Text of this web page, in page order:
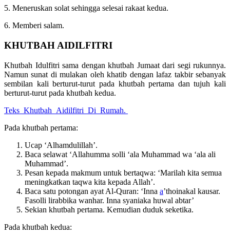
5. Meneruskan solat sehingga selesai rakaat kedua.
6. Memberi salam.
KHUTBAH AIDILFITRI
Khutbah Idulfitri sama dengan khutbah Jumaat dari segi rukunnya.
Namun sunat di mulakan oleh khatib dengan lafaz takbir sebanyak
sembilan kali berturut-turut pada khutbah pertama dan tujuh kali
berturut-turut pada khutbah kedua.
Teks_Khutbah_Aidilfitri_Di_Rumah.
Pada khutbah pertama:
Ucap ‘Alhamdulillah’.
Baca selawat ‘Allahumma solli ‘ala Muhammad wa ‘ala ali
Muhammad’.
Pesan kepada makmum untuk bertaqwa: ‘Marilah kita semua
meningkatkan taqwa kita kepada Allah’.
Baca satu potongan ayat Al-Quran: ‘Inna a’thoinakal kausar.
Fasolli lirabbika wanhar. Inna syaniaka huwal abtar’
Sekian khutbah pertama. Kemudian duduk seketika.
Pada khutbah kedua: